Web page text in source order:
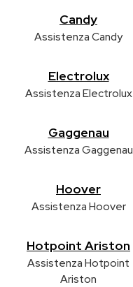
Candy
Assistenza Candy
Electrolux
Assistenza Electrolux
Gaggenau
Assistenza Gaggenau
Hoover
Assistenza Hoover
Hotpoint Ariston
Assistenza Hotpoint
Ariston